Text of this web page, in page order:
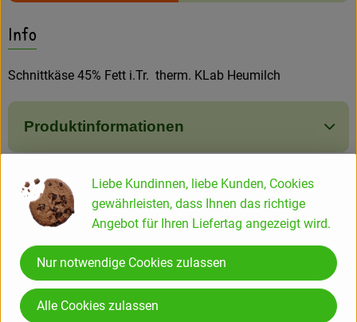
Info
Schnittkäse 45% Fett i.Tr. therm. KLab Heumilch
Produktinformationen
Produktdatenblatt
Herkunft
Hersteller: PLA
Liebe Kundinnen, liebe Kunden, Cookies
gewährleisten, dass Ihnen das richtige
Angebot für Ihren Liefertag angezeigt wird.
Nur notwendige Cookies zulassen
Alle Cookies zulassen